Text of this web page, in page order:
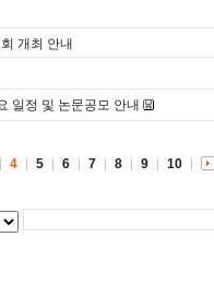
개최 안내
일정 및 논문공모 안내
4 5 6 7 8 9 10